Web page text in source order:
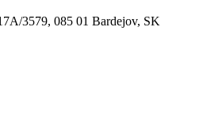
3579, 085 01 Bardejov, SK